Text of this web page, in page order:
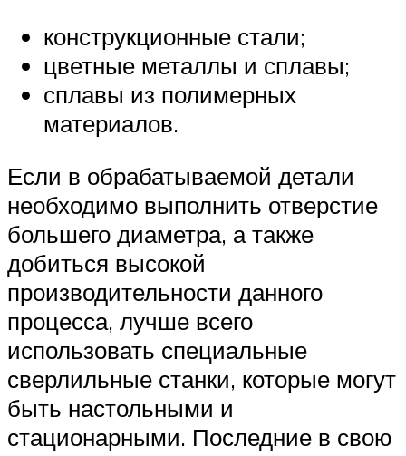
конструкционные стали;
цветные металлы и сплавы;
сплавы из полимерных
материалов.
Если в обрабатываемой детали
необходимо выполнить отверстие
большего диаметра, а также
добиться высокой
производительности данного
процесса, лучше всего
использовать специальные
сверлильные станки, которые могут
быть настольными и
стационарными. Последние в свою